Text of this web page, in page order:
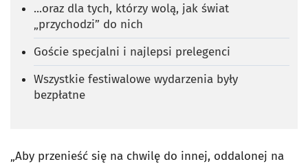
...oraz dla tych, którzy wolą, jak świat
„przychodzi” do nich
Goście specjalni i najlepsi prelegenci
Wszystkie festiwalowe wydarzenia były
bezpłatne
„Aby przenieść się na chwilę do innej, oddalonej na